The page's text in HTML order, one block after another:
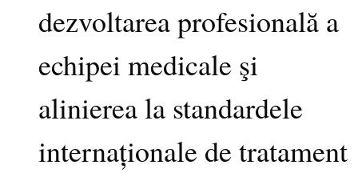
dezvoltarea profesională a
echipei medicale şi
alinierea la standardele
internaționale de tratament